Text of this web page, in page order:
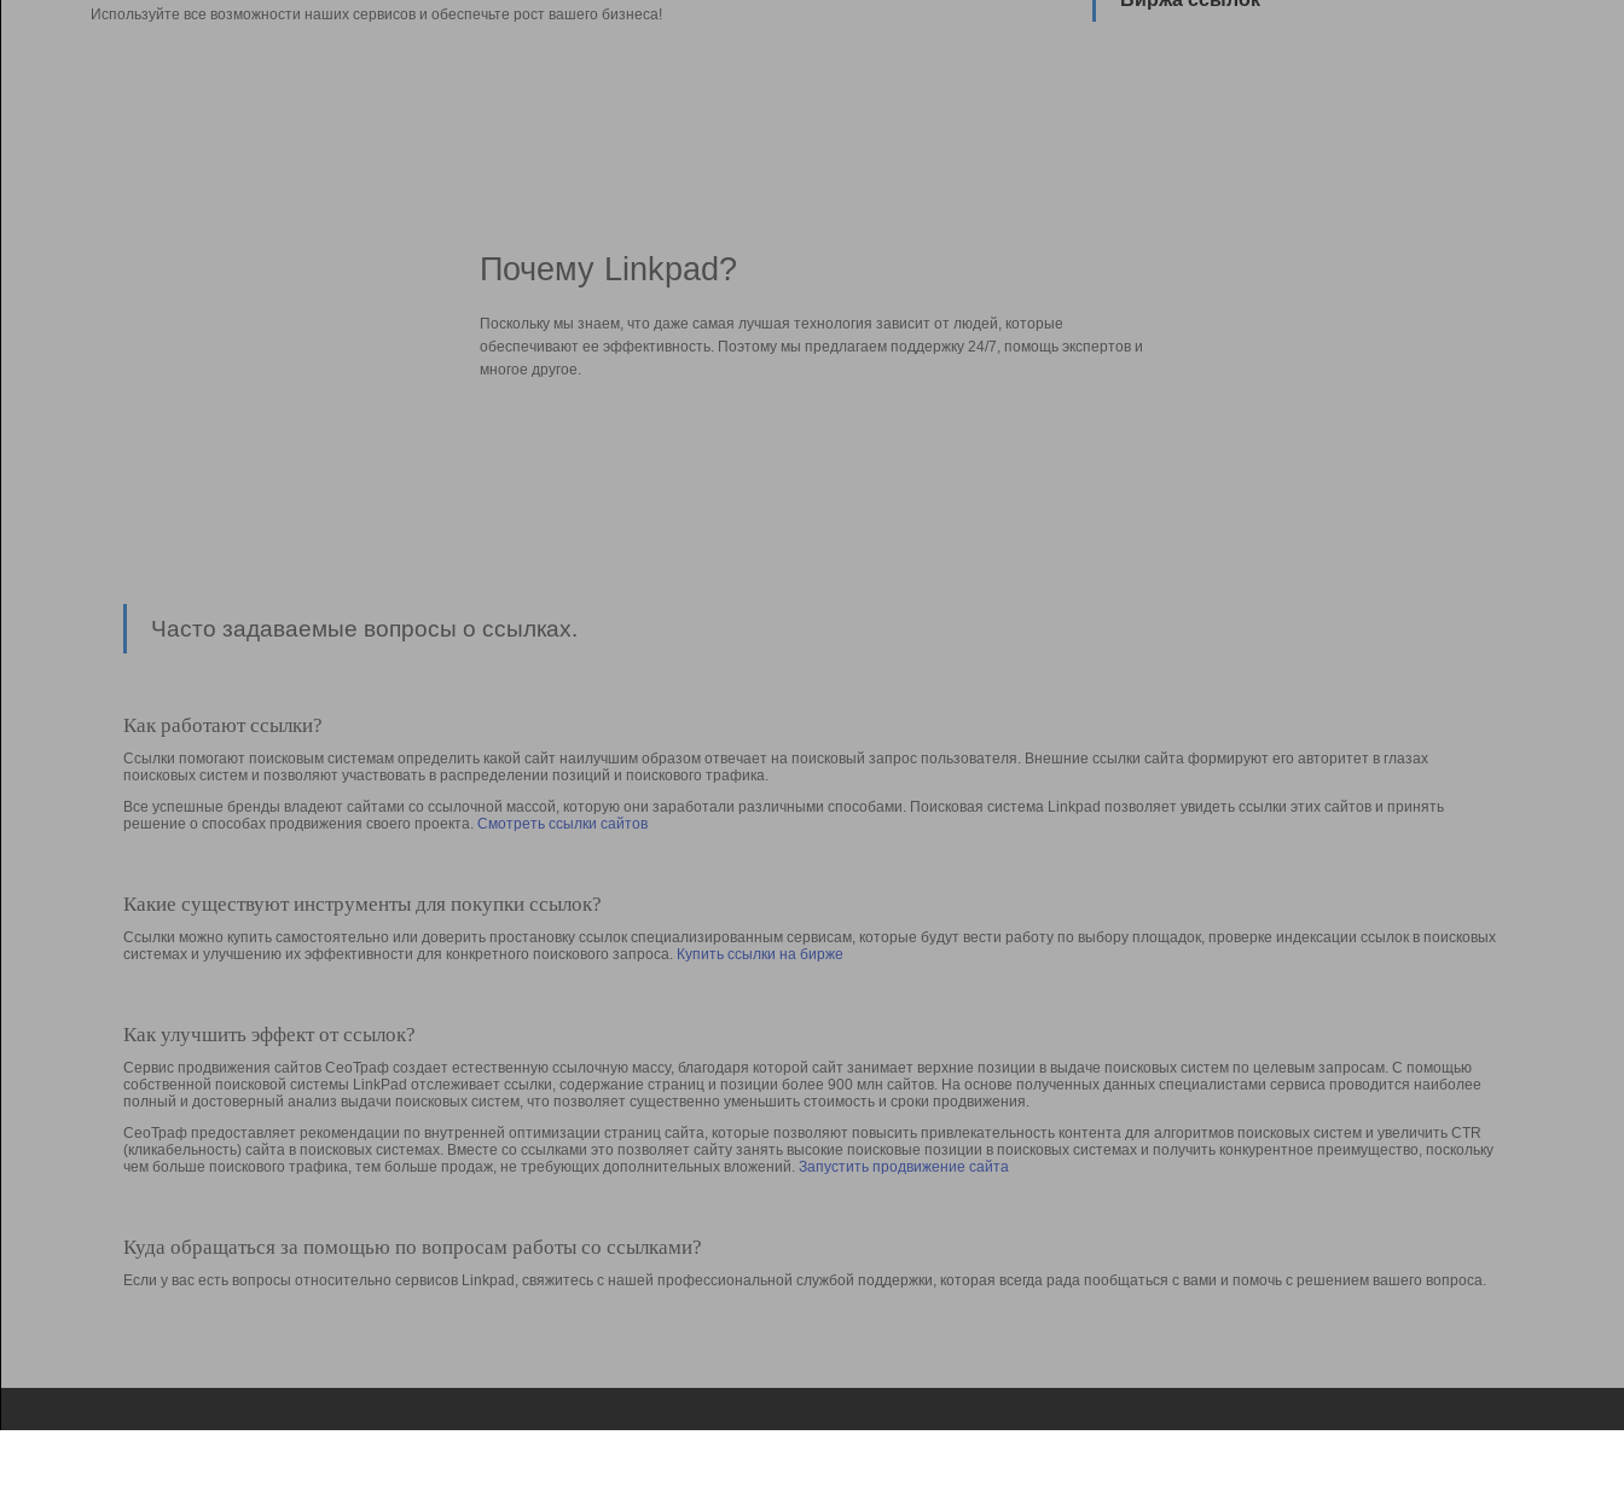
Используйте все возможности наших сервисов и обеспечьте рост вашего бизнеса!
Почему Linkpad?
Поскольку мы знаем, что даже самая лучшая технология зависит от людей, которые
обеспечивают ее эффективность. Поэтому мы предлагаем поддержку 24/7, помощь экспертов и
многое другое.
Часто задаваемые вопросы о ссылках.
Как работают ссылки?
Ссылки помогают поисковым системам определить какой сайт наилучшим образом отвечает на поисковый запрос пользователя. Внешние ссылки сайта формируют его авторитет в глазах
поисковых систем и позволяют участвовать в раcпределении позиций и поискового трафика.
Все успешные бренды владеют сайтами со ссылочной массой, которую они заработали различными способами. Поисковая система Linkpad позволяет увидеть ссылки этих сайтов и принять
решение о способах продвижения своего проекта. Смотреть ссылки сайтов
Какие существуют инструменты для покупки ссылок?
Ссылки можно купить самостоятельно или доверить простановку ссылок специализированным сервисам, которые будут вести работу по выбору площадок, проверке индексации ссылок в поисковых
системах и улучшению их эффективности для конкретного поискового запроса. Купить ссылки на бирже
Как улучшить эффект от ссылок?
Сервис продвижения сайтов СеоТраф создает естественную ссылочную массу, благодаря которой сайт занимает верхние позиции в выдаче поисковых систем по целевым запросам. С помощью
собственной поисковой системы LinkPad отслеживает ссылки, содержание страниц и позиции более 900 млн сайтов. На основе полученных данных специалистами сервиса проводится наиболее
полный и достоверный анализ выдачи поисковых систем, что позволяет существенно уменьшить стоимость и сроки продвижения.
СеоТраф предоставляет рекомендации по внутренней оптимизации страниц сайта, которые позволяют повысить привлекательность контента для алгоритмов поисковых систем и увеличить CTR
(кликабельность) сайта в поисковых системах. Вместе со ссылками это позволяет сайту занять высокие поисковые позиции в поисковых системах и получить конкурентное преимущество, поскольку
чем больше поискового трафика, тем больше продаж, не требующих дополнительных вложений. Запустить продвижение сайта
Куда обращаться за помощью по вопросам работы со ссылками?
Если у вас есть вопросы относительно сервисов Linkpad, свяжитесь с нашей профессиональной службой поддержки, которая всегда рада пообщаться с вами и помочь с решением вашего вопроса.